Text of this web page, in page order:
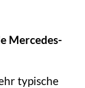
Mercedes-
typische